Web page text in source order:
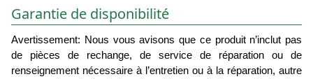
Garantie de disponibilité
Avertissement: Nous vous avisons que ce produit n’inclut pas
de pièces de rechange, de service de réparation ou de
renseignement nécessaire à l’entretien ou à la réparation, autre